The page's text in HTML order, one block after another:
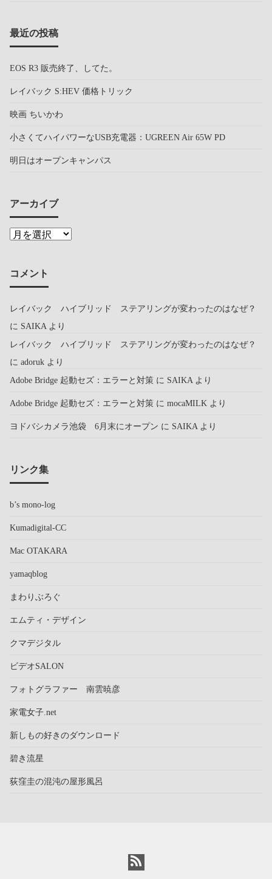
最近の投稿
EOS R3 販売終了、してた。
レイバック S:HEV 価格トリック
映画 ちいかわ
小さくてハイパワーなUSB充電器：UGREEN Air 65W PD
明日はオープンキャンパス
アーカイブ
コメント
レイバック ハイブリッド ステアリングが変わったのはなぜ？
に SAIKAより
レイバック ハイブリッド ステアリングが変わったのはなぜ？
に adoruk より
Adobe Bridge 起動セズ：エラーと対策 に SAIKAより
Adobe Bridge 起動セズ：エラーと対策 に mocaMILK より
ヨドバシカメラ池袋 6月末にオープン に SAIKAより
リンク集
b’s mono-log
Kumadigital-CC
Mac OTAKARA
yamaqblog
まわりぶろぐ
エムティ・デザイン
クマデジタル
ビデオSALON
フォトグラファー 南雲暁彦
家電女子.net
新しもの好きのダウンロード
碧き流星
荻窪圭の混沌の屋形風呂